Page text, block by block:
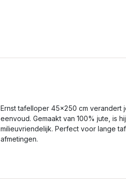
Ernst tafelloper 45x250 cm verandert
eenvoud. Gemaakt van 100% jute, is
milieuvriendelijk. Perfect voor lange
afmetingen.